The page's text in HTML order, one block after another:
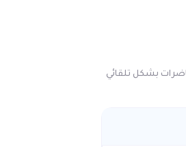
بشكل تلقائي